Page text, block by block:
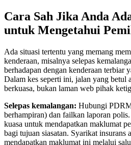
Cara Sah Jika Anda
untuk Mengetahui
Ada situasi tertentu yang memang
kenderaan, misalnya selepas
berhadapan dengan kenderaan terbiar
Dalam kes seperti ini, jalan yang betul
berkuasa, bukan laman web pihak
Selepas kemalangan: Hubungi
berhampiran) dan failkan laporan
kuasa untuk mendapatkan maklumat
bagi tujuan siasatan. Syarikat insurans
mendapatkan maklumat ini melalui